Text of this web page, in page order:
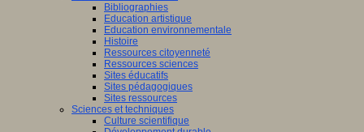
Bibliographies
Education artistique
Education environnementale
Histoire
Ressources citoyenneté
Ressources sciences
Sites éducatifs
Sites pédagogiques
Sites ressources
Sciences et techniques
Culture scientifique